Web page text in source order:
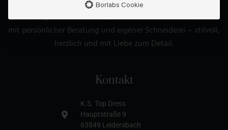
Dein Fachgeschäft für Braut-, Abend- und Kommunionmode
mit persönlicher Beratung und eigener Schneiderei – stilvoll,
herzlich und mit Liebe zum Detail.
Kontakt
K.S. Top Dress
Hauptstraße 9
63849 Leidersbach
Borlabs Cookie